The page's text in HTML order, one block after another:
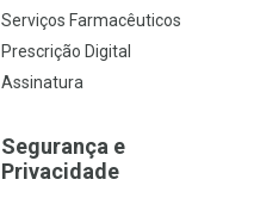
Serviços Farmacêuticos
Prescrição Digital
Assinatura
Segurança e
Privacidade